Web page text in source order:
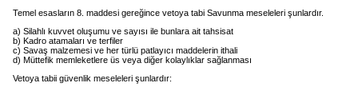
Temel esasların 8. maddesi gereğince vetoya tabi Savunma meseleleri şunlardır.
a) Silahlı kuvvet oluşumu ve sayısı ile bunlara ait tahsisat
b) Kadro atamaları ve terfiler
c) Savaş malzemesi ve her türlü patlayıcı maddelerin ithali
d) Müttefik memleketlere üs veya diğer kolaylıklar sağlanması
Vetoya tabii güvenlik meseleleri şunlardır: